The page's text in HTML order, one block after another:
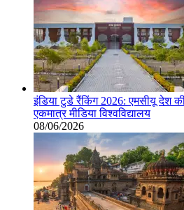
इंडिया टुडे रैंकिंग 2026: एमसीयू देश की
एकमात्र मीडिया विश्वविद्यालय
08/06/2026